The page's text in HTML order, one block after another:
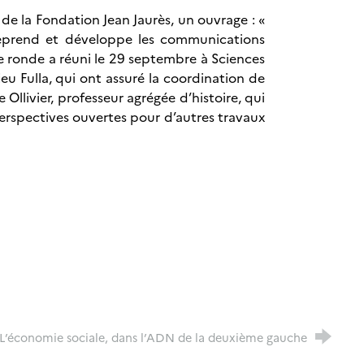
la Fondation Jean Jaurès, un ouvrage : «
et développe les communications
ronde a réuni le 29 septembre à Sciences
Fulla, qui ont assuré la coordination de
professeur agrégée d’histoire, qui
ouvertes pour d’autres travaux
L’économie sociale, dans l’ADN de la deuxième gauche